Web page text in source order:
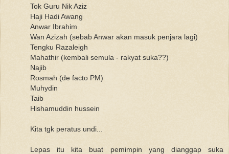
Tok Guru Nik Aziz
Haji Hadi Awang
Anwar Ibrahim
Wan Azizah (sebab Anwar akan masuk penjara lagi)
Tengku Razaleigh
Mahathir (kembali semula - rakyat suka??)
Najib
Rosmah (de facto PM)
Muhydin
Taib
Hishamuddin hussein
Kita tgk peratus undi...
Lepas itu kita buat pemimpin yang dianggap suka